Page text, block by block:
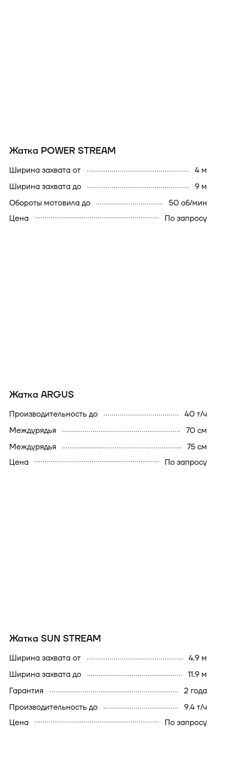
Жатка POWER STREAM
ширина захвата от
4 м
ширина захвата до
9 м
обороты мотовила до
50 об/мин
Цена
По запросу
Жатка ARGUS
производительность до
40 т/ч
междурядья
70 см
междурядья
75 см
Цена
По запросу
Жатка SUN STREAM
ширина захвата от
4.9 м
ширина захвата до
11.9 м
гарантия
2 года
производительность до
9.4 т/ч
Цена
По запросу